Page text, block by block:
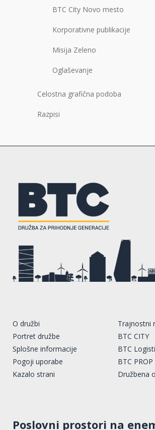
BTC City Novo mesto
Korporativne publikacije
Misija Zeleno
Oglaševanje
Celostna grafična podoba
Razpisi
O družbi
Portret družbe
Splošne informacije
Pogoji uporabe
Kazalo strani
Trajnostni
BTC CITY
BTC
BTC PROP
Družbena
Poslovni prostori na